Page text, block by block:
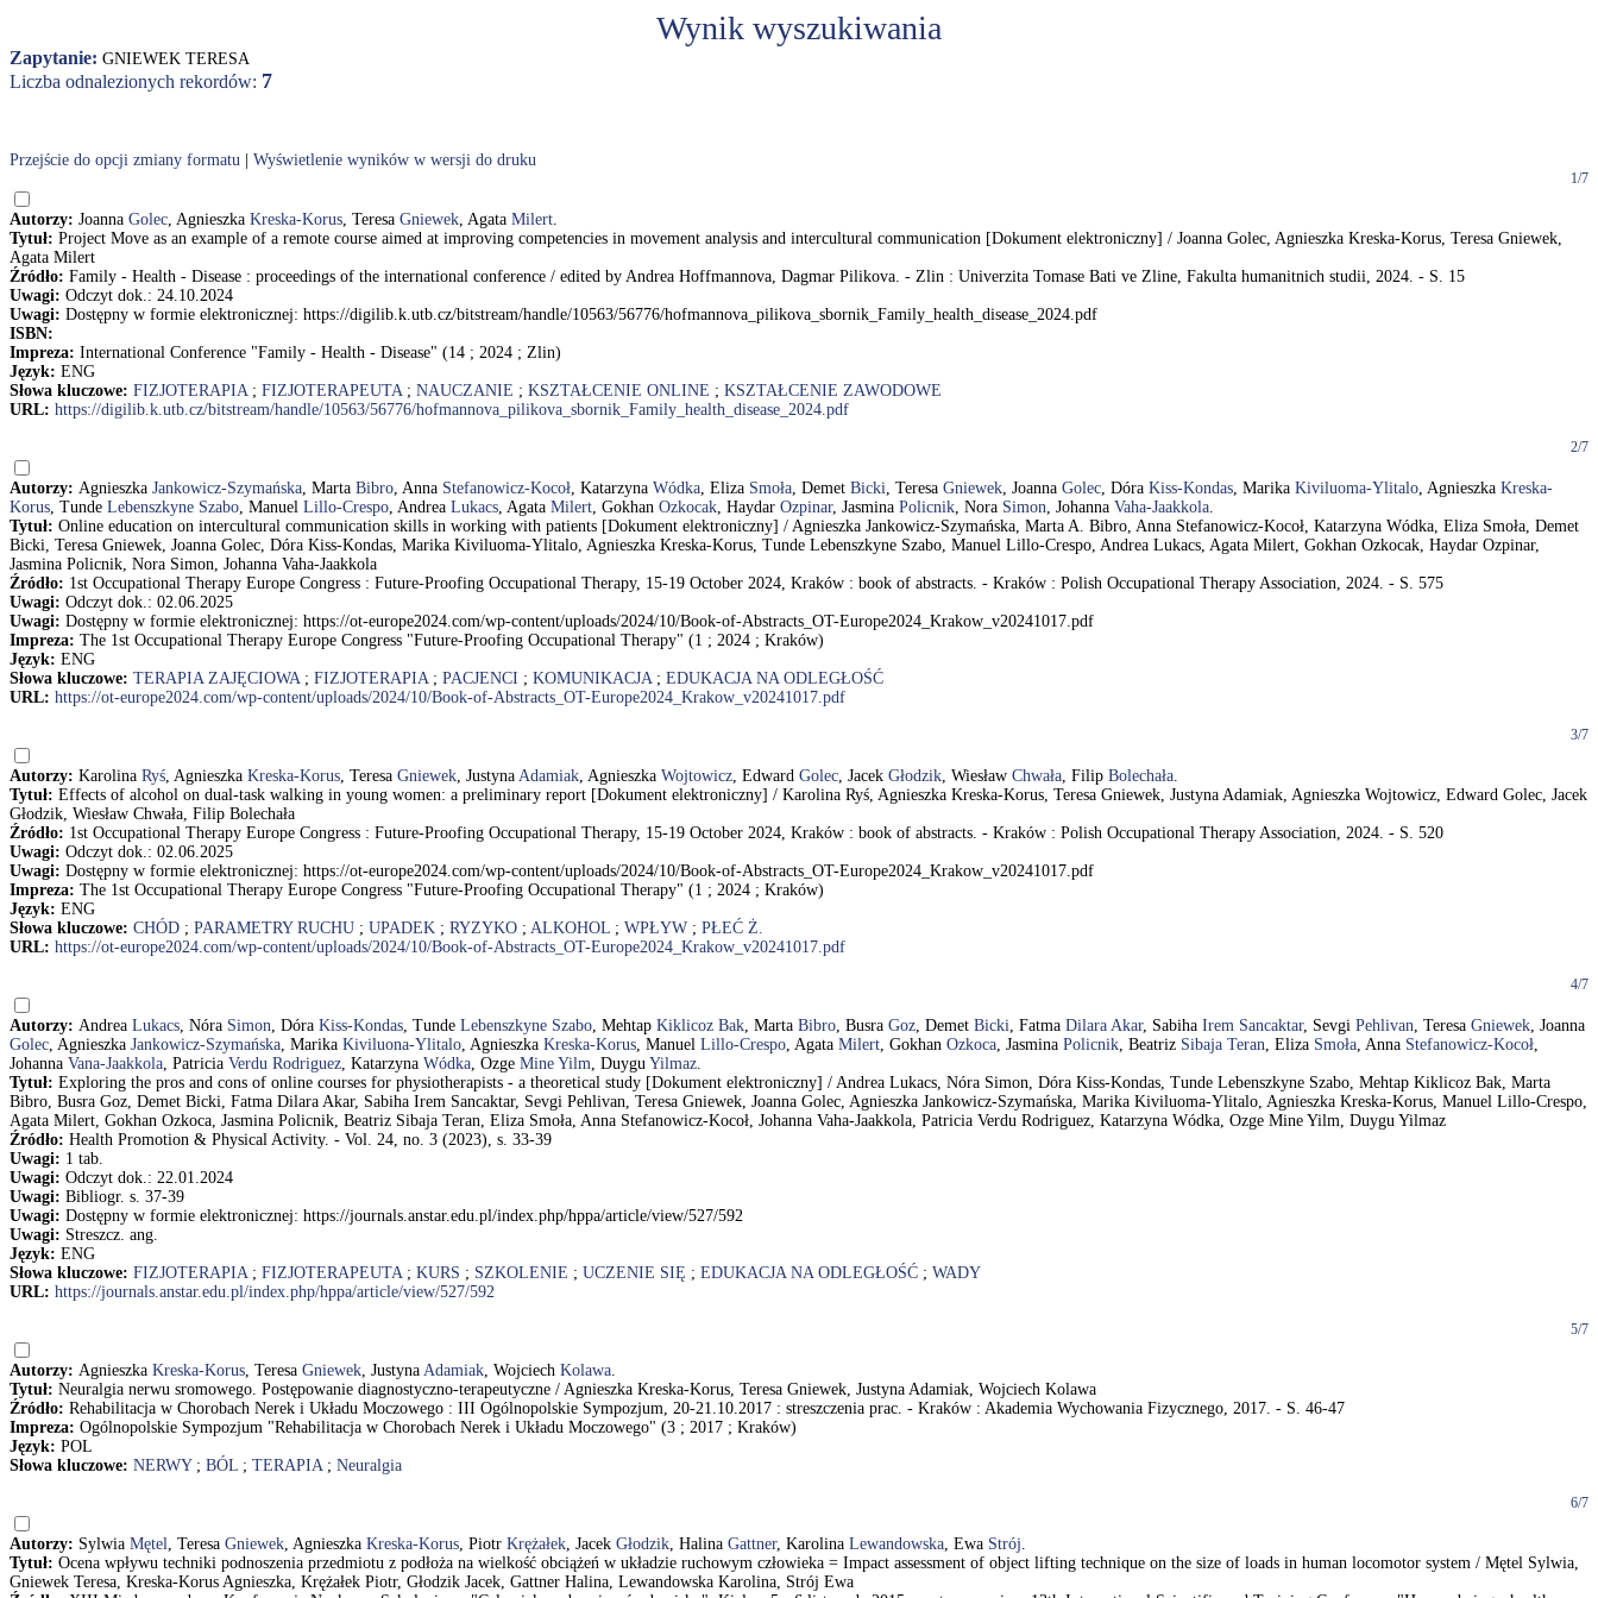
Wynik wyszukiwania
Zapytanie: GNIEWEK TERESA
Liczba odnalezionych rekordów: 7
Przejście do opcji zmiany formatu Wyświetlenie wyników w wersji do druku
1/7
Autorzy: Joanna Golec, Agnieszka Kreska-Korus, Teresa Gniewek, Agata Milert.
Tytuł: Project Move as an example of a remote course aimed at improving competencies in movement analysis and intercultural communication [Dokument elektroniczny] / Joanna Golec, Agnieszka Kreska-Korus, Teresa Gniewek,
Agata Milert
Źródło: Family - Health - Disease : proceedings of the international conference / edited by Andrea Hoffmannova, Dagmar Pilikova. - Zlin : Univerzita Tomase Bati ve Zline, Fakulta humanitnich studii, 2024. - S. 15
Uwagi: Odczyt dok.: 24.10.2024
Uwagi: Dostępny w formie elektronicznej: https://digilib.k.utb.cz/bitstream/handle/10563/56776/hofmannova_pilikova_sbornik_Family_health_disease_2024.pdf
ISBN:
Impreza: International Conference "Family - Health - Disease" (14 ; 2024 ; Zlin)
Język: ENG
Słowa kluczowe: FIZJOTERAPIA; FIZJOTERAPEUTA; NAUCZANIE ; KSZTAŁCENIE ONLINE ; KSZTAŁCENIE ZAWODOWE
URL: https://digilib.k.utb.cz/bitstream/handle/10563/56776/hofmannova_pilikova_sbornik_Family_health_disease_2024.pdf
2/7
Autorzy: Agnieszka Jankowicz-Szymańska, Marta Bibro, Anna Stefanowicz-Kocoł, Katarzyna Wódka, Eliza Smoła, Demet Bicki, Teresa Gniewek, Joanna Golec, Dóra Kiss-Kondas, Marika Kiviluoma-Ylitalo, Agnieszka Kreska-
Korus, Tunde Lebenszkyne Szabo, Manuel Lillo-Crespo, Andrea Lukacs, Agata Milert, Gokhan Ozkocak, Haydar Ozpinar, Jasmina Policnik, Nora Simon, Johanna Vaha-Jaakkola.
Tytuł: Online education on intercultural communication skills in working with patients [Dokument elektroniczny] / Agnieszka Jankowicz-Szymańska, Marta A. Bibro, Anna Stefanowicz-Kocoł, Katarzyna Wódka, Eliza Smoła, Demet
Bicki, Teresa Gniewek, Joanna Golec, Dóra Kiss-Kondas, Marika Kiviluoma-Ylitalo, Agnieszka Kreska-Korus, Tunde Lebenszkyne Szabo, Manuel Lillo-Crespo, Andrea Lukacs, Agata Milert, Gokhan Ozkocak, Haydar Ozpinar,
Jasmina Policnik, Nora Simon, Johanna Vaha-Jaakkola
Źródło: 1st Occupational Therapy Europe Congress : Future-Proofing Occupational Therapy, 15-19 October 2024, Kraków : book of abstracts. - Kraków : Polish Occupational Therapy Association, 2024. - S. 575
Uwagi: Odczyt dok.: 02.06.2025
Uwagi: Dostępny w formie elektronicznej: https://ot-europe2024.com/wp-content/uploads/2024/10/Book-of-Abstracts_OT-Europe2024_Krakow_v20241017.pdf
Impreza: The 1st Occupational Therapy Europe Congress "Future-Proofing Occupational Therapy" (1 ; 2024 ; Kraków)
Język: ENG
Słowa kluczowe: TERAPIA ZAJĘCIOWA; FIZJOTERAPIA; PACJENCI ; KOMUNIKACJA; EDUKACJA NA ODLEGŁOŚĆ
URL: https://ot-europe2024.com/wp-content/uploads/2024/10/Book-of-Abstracts_OT-Europe2024_Krakow_v20241017.pdf
3/7
Autorzy: Karolina Ryś, Agnieszka Kreska-Korus, Teresa Gniewek, Justyna Adamiak, Agnieszka Wojtowicz, Edward Golec, Jacek Głodzik, Wiesław Chwała, Filip Bolechała.
Tytuł: Effects of alcohol on dual-task walking in young women: a preliminary report [Dokument elektroniczny] / Karolina Ryś, Agnieszka Kreska-Korus, Teresa Gniewek, Justyna Adamiak, Agnieszka Wojtowicz, Edward Golec, Jacek
Głodzik, Wiesław Chwała, Filip Bolechała
Źródło: 1st Occupational Therapy Europe Congress : Future-Proofing Occupational Therapy, 15-19 October 2024, Kraków : book of abstracts. - Kraków : Polish Occupational Therapy Association, 2024. - S. 520
Uwagi: Odczyt dok.: 02.06.2025
Uwagi: Dostępny w formie elektronicznej: https://ot-europe2024.com/wp-content/uploads/2024/10/Book-of-Abstracts_OT-Europe2024_Krakow_v20241017.pdf
Impreza: The 1st Occupational Therapy Europe Congress "Future-Proofing Occupational Therapy" (1 ; 2024 ; Kraków)
Język: ENG
Słowa kluczowe: CHÓD ; PARAMETRY RUCHU ; UPADEK ; RYZYKO ; ALKOHOL ; WPŁYW ; PŁEĆ Ż.
URL: https://ot-europe2024.com/wp-content/uploads/2024/10/Book-of-Abstracts_OT-Europe2024_Krakow_v20241017.pdf
4/7
Autorzy: Andrea Lukacs, Nóra Simon, Dóra Kiss-Kondas, Tunde Lebenszkyne Szabo, Mehtap Kiklicoz Bak, Marta Bibro, Busra Goz, Demet Bicki, Fatma Dilara Akar, Sabiha Irem Sancaktar, Sevgi Pehlivan, Teresa Gniewek, Joanna
Golec, Agnieszka Jankowicz-Szymańska, Marika Kiviluona-Ylitalo, Agnieszka Kreska-Korus, Manuel Lillo-Crespo, Agata Milert, Gokhan Ozkoca, Jasmina Policnik, Beatriz Sibaja Teran, Eliza Smoła, Anna Stefanowicz-Kocoł,
Johanna Vana-Jaakkola, Patricia Verdu Rodriguez, Katarzyna Wódka, Ozge Mine Yilm, Duygu Yilmaz.
Tytuł: Exploring the pros and cons of online courses for physiotherapists - a theoretical study [Dokument elektroniczny] / Andrea Lukacs, Nóra Simon, Dóra Kiss-Kondas, Tunde Lebenszkyne Szabo, Mehtap Kiklicoz Bak, Marta
Bibro, Busra Goz, Demet Bicki, Fatma Dilara Akar, Sabiha Irem Sancaktar, Sevgi Pehlivan, Teresa Gniewek, Joanna Golec, Agnieszka Jankowicz-Szymańska, Marika Kiviluoma-Ylitalo, Agnieszka Kreska-Korus, Manuel Lillo-Crespo,
Agata Milert, Gokhan Ozkoca, Jasmina Policnik, Beatriz Sibaja Teran, Eliza Smoła, Anna Stefanowicz-Kocoł, Johanna Vaha-Jaakkola, Patricia Verdu Rodriguez, Katarzyna Wódka, Ozge Mine Yilm, Duygu Yilmaz
Źródło: Health Promotion & Physical Activity. - Vol. 24, no. 3 (2023), s. 33-39
Uwagi: 1 tab.
Uwagi: Odczyt dok.: 22.01.2024
Uwagi: Bibliogr. s. 37-39
Uwagi: Dostępny w formie elektronicznej: https://journals.anstar.edu.pl/index.php/hppa/article/view/527/592
Uwagi: Streszcz. ang.
Język: ENG
Słowa kluczowe: FIZJOTERAPIA; FIZJOTERAPEUTA; KURS ; SZKOLENIE ; UCZENIE SIĘ ; EDUKACJA NA ODLEGŁOŚĆ ; WADY
URL: https://journals.anstar.edu.pl/index.php/hppa/article/view/527/592
5/7
Autorzy: Agnieszka Kreska-Korus, Teresa Gniewek, Justyna Adamiak, Wojciech Kolawa.
Tytuł: Neuralgia nerwu sromowego. Postępowanie diagnostyczno-terapeutyczne / Agnieszka Kreska-Korus, Teresa Gniewek, Justyna Adamiak, Wojciech Kolawa
Źródło: Rehabilitacja w Chorobach Nerek i Układu Moczowego : III Ogólnopolskie Sympozjum, 20-21.10.2017 : streszczenia prac. - Kraków : Akademia Wychowania Fizycznego, 2017. - S. 46-47
Impreza: Ogólnopolskie Sympozjum "Rehabilitacja w Chorobach Nerek i Układu Moczowego" (3 ; 2017 ; Kraków)
Język: POL
Słowa kluczowe: NERWY; BÓL ; TERAPIA; Neuralgia
6/7
Autorzy: Sylwia Mętel, Teresa Gniewek, Agnieszka Kreska-Korus, Piotr Krężałek, Jacek Głodzik, Halina Gattner, Karolina Lewandowska, Ewa Strój.
Tytuł: Ocena wpływu techniki podnoszenia przedmiotu z podłoża na wielkość obciążeń w układzie ruchowym człowieka = Impact assessment of object lifting technique on the size of loads in human locomotor system / Mętel Sylwia,
Gniewek Teresa, Kreska-Korus Agnieszka, Krężałek Piotr, Głodzik Jacek, Gattner Halina, Lewandowska Karolina, Strój Ewa